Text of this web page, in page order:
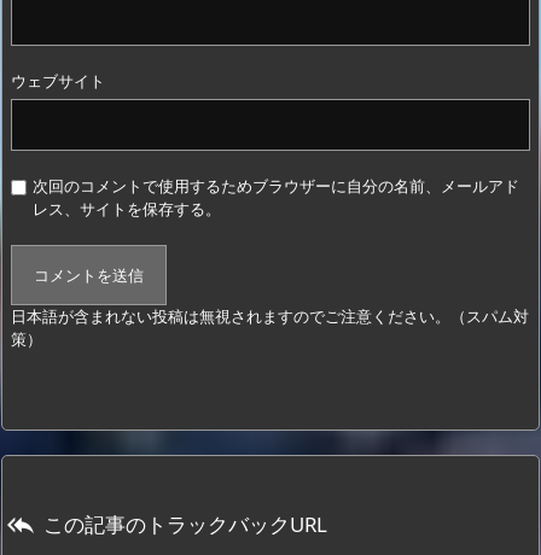
ウェブサイト
次回のコメントで使用するためブラウザーに自分の名前、メールアド
レス、サイトを保存する。
日本語が含まれない投稿は無視されますのでご注意ください。（スパム対
策）
 この記事のトラックバックURL